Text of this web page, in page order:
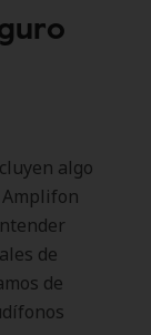
algo
de
de